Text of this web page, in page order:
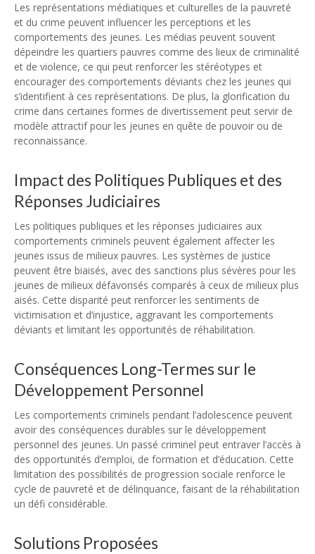
Les représentations médiatiques et culturelles de la pauvreté
et du crime peuvent influencer les perceptions et les
comportements des jeunes. Les médias peuvent souvent
dépeindre les quartiers pauvres comme des lieux de criminalité
et de violence, ce qui peut renforcer les stéréotypes et
encourager des comportements déviants chez les jeunes qui
s’identifient à ces représentations. De plus, la glorification du
crime dans certaines formes de divertissement peut servir de
modèle attractif pour les jeunes en quête de pouvoir ou de
reconnaissance.
Impact des Politiques Publiques et des
Réponses Judiciaires
Les politiques publiques et les réponses judiciaires aux
comportements criminels peuvent également affecter les
jeunes issus de milieux pauvres. Les systèmes de justice
peuvent être biaisés, avec des sanctions plus sévères pour les
jeunes de milieux défavorisés comparés à ceux de milieux plus
aisés. Cette disparité peut renforcer les sentiments de
victimisation et d’injustice, aggravant les comportements
déviants et limitant les opportunités de réhabilitation.
Conséquences Long-Termes sur le
Développement Personnel
Les comportements criminels pendant l’adolescence peuvent
avoir des conséquences durables sur le développement
personnel des jeunes. Un passé criminel peut entraver l’accès à
des opportunités d’emploi, de formation et d’éducation. Cette
limitation des possibilités de progression sociale renforce le
cycle de pauvreté et de délinquance, faisant de la réhabilitation
un défi considérable.
Solutions Proposées